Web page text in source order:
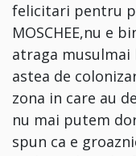
felicitari pentru
MOSCHEE,nu e
atraga musulmai
astea de
zona in care au
nu mai putem
spun ca e